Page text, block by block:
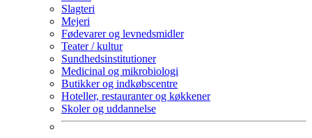
Slagteri
Mejeri
Fødevarer og levnedsmidler
Teater / kultur
Sundhedsinstitutioner
Medicinal og mikrobiologi
Butikker og indkøbscentre
Hoteller, restauranter og køkkener
Skoler og uddannelse